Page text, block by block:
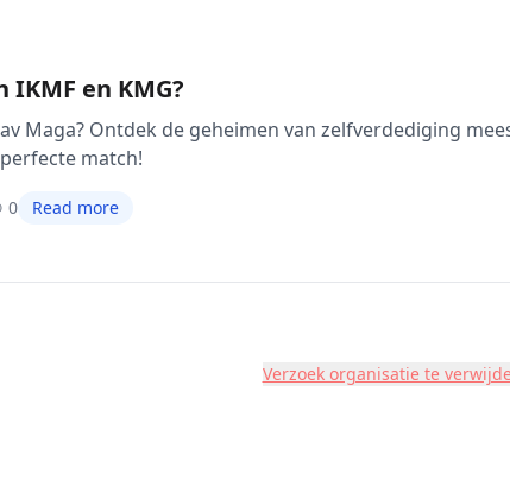
en KMG?
Maga? Ontdek de geheimen van zelfverdediging
match!
0 Read more
Verzoek organisatie te